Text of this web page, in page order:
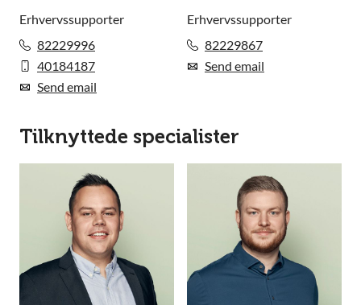
Erhvervssupporter
82229996
40184187
Send email
Erhvervssupporter
82229867
Send email
Tilknyttede specialister